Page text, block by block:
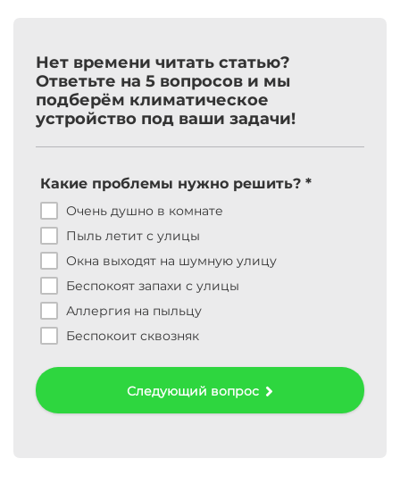
Нет времени читать статью?
Ответьте на 5 вопросов и мы
подберём климатическое
устройство под ваши задачи!
Какие проблемы нужно решить? *
Очень душно в комнате
Пыль летит с улицы
Окна выходят на шумную улицу
Беспокоят запахи с улицы
Аллергия на пыльцу
Беспокоит сквозняк
Следующий вопрос